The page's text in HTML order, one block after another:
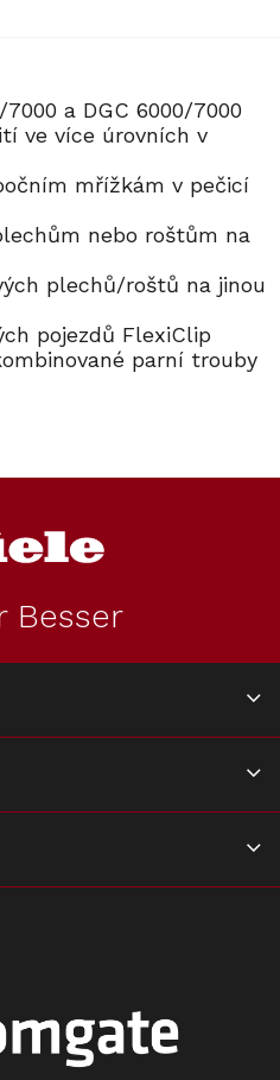
a DGC 6000/7000
ve více úrovních v
mřížkám v pečicí
nebo roštům na
plechů/roštů na jinou
pojezdů FlexiClip
parní trouby
Besser